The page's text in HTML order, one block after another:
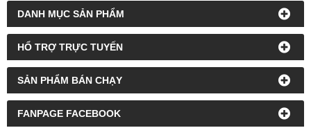
DANH MỤC SẢN PHẨM
HỔ TRỢ TRỰC TUYẾN
SẢN PHẨM BÁN CHẠY
FANPAGE FACEBOOK